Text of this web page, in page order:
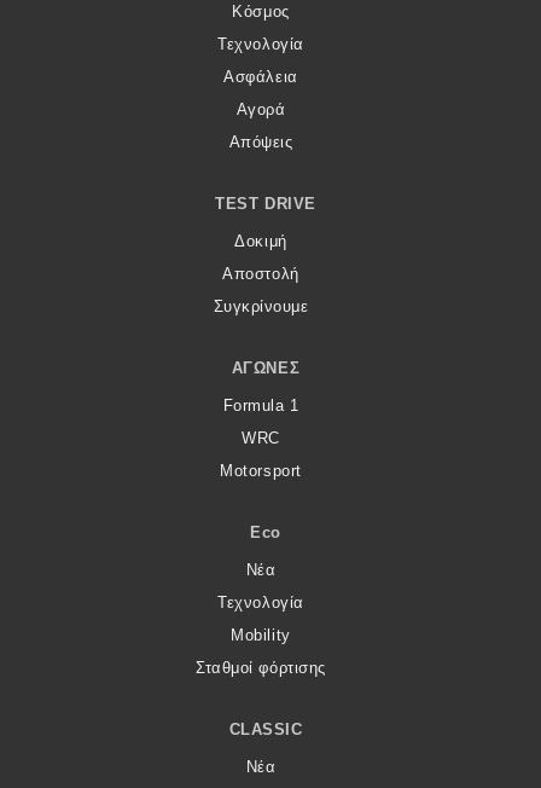
Κόσμος
Τεχνολογία
Ασφάλεια
Αγορά
Απόψεις
TEST DRIVE
Δοκιμή
Αποστολή
Συγκρίνουμε
ΑΓΏΝΕΣ
Formula 1
WRC
Motorsport
Eco
Νέα
Τεχνολογία
Mobility
Σταθμοί φόρτισης
CLASSIC
Νέα